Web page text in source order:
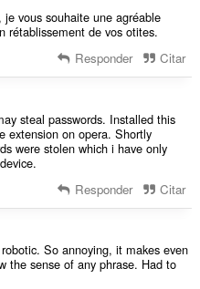
vous souhaite une agréable
rétablissement de vos otites.
Responder Citar
steal passwords. Installed this
extension on opera. Shortly
were stolen which i have only
Responder Citar
So annoying, it makes even
the sense of any phrase. Had to